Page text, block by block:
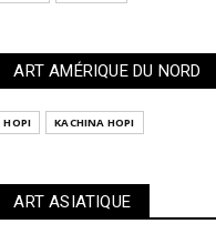
ART AMÉRIQUE DU NORD
HOPI KACHINA HOPI
ART ASIATIQUE